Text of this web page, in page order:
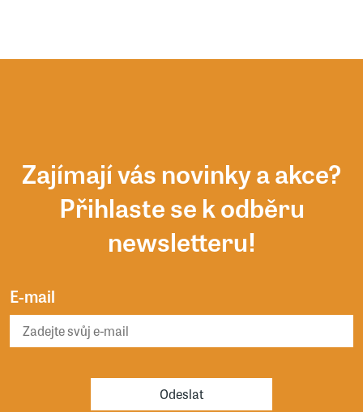
Zajímají vás novinky a akce?
Přihlaste se k odběru
newsletteru!
E-mail
Odeslat